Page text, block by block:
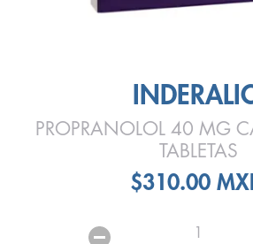
PROPRANOLOL 40 MG
TABLETAS
$310.00
1